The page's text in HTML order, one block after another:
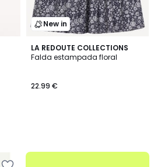
New in
LA REDOUTE COLLECTIONS
Falda estampada floral
22.99 €
.